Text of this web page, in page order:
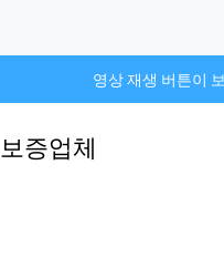
영상 재생 버튼이
보증업체